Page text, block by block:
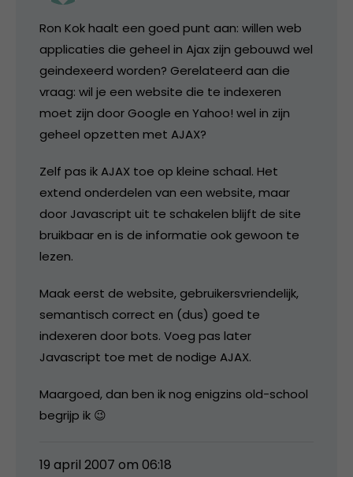
Ron Kok haalt een goed punt aan: willen web
applicaties die geheel in Ajax zijn gebouwd wel
geindexeerd worden? Gerelateerd aan die
vraag: wil je een website die te indexeren
moet zijn door Google en Yahoo! wel in zijn
geheel opzetten met AJAX?
Zelf pas ik AJAX toe op kleine schaal. Het
extend onderdelen van een website, maar
door Javascript uit te schakelen blijft de site
bruikbaar en is de informatie ook gewoon te
lezen.
Maak eerst de website, gebruikersvriendelijk,
semantisch correct en (dus) goed te
indexeren door bots. Voeg pas later
Javascript toe met de nodige AJAX.
Maargoed, dan ben ik nog enigzins old-school
begrijp ik 😉
19 april 2007 om 06:18